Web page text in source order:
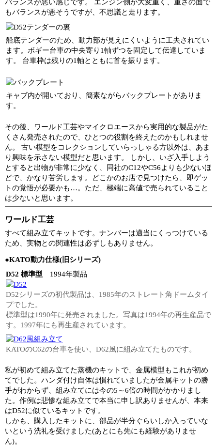
バランスが悪い感じです。 エンジン側が大変重く、重さの面で
もバランスが悪そうですが、不思議と走ります。
船底テンダーのため、動力部が見えにくいように工夫されてい
ます。ボギー台車の中央寄り1軸ずつを固定して伝達していま
す。 台車枠は残りの1軸とともに首を振ります。
キャブ内が開いており、簡素ながらバックプレートがありま
す。
その後、ワールド工芸やマイクロエースから実用的な製品がた
くさん発売されたので、ひとつの役割を終えたのかもしれませ
ん。 古い模型をコレクションしていらっしゃる方以外は、あま
り興味を示さない模型だと思います。 しかし、いざ入手しよう
とすると出物が非常に少なく、同社のC12やC56よりも少ないほ
どで、かなり苦労します。どこかのお店で見つけたら、即ゲッ
トの覚悟が必要かも…。ただ、極端に高値で売られていること
は少ないと思います。
ワールド工芸
すべて組み立てキットです。ナンバーは適当にくっつけている
ため、実物との関連性は必ずしもありません。
●KATO動力仕様(旧シリーズ)
D52 標準型 1994年製品
D52シリーズの初代製品は、1985年のストレート角ドームタイ
プでした。
標準型は1990年に発売されました。写真は1994年の再生産品で
す。1997年にも再生産されています。
KATOのC62の台車を使い、D62風に組み立てたものです。
私が初めて組み立てた蒸機のキットで、金属模型もこれが初め
てでした。ハンダ付け自体は慣れていましたが金属キットの勝
手がわからず、組み立てには今の5～6倍の時間がかかりまし
た。作例は悲惨な組み立てで本当に申し訳ありませんが、本来
はD52に似ているキットです。
しかも、購入したキットに、部品が半分ぐらいしか入っていな
いという洗礼を受けました(あとにも先にも経験がありませ
ん)。